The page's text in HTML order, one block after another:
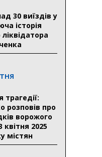
30 виїздів у
історія
трагедії:
розповів про
ворожого
2025
містян